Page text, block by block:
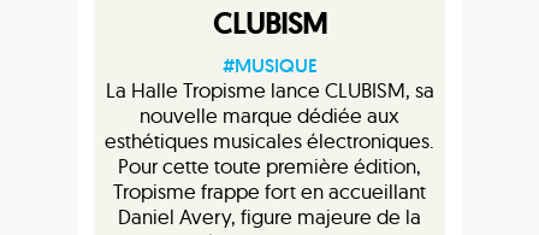
CLUBISM
#MUSIQUE
La Halle Tropisme lance CLUBISM, sa
nouvelle marque dédiée aux
esthétiques musicales électroniques.
Pour cette toute première édition,
Tropisme frappe fort en accueillant
Daniel Avery, figure majeure de la